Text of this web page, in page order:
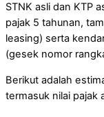
STNK asli dan KTP
pajak 5 tahunan,
leasing) serta
(gesek nomor
Berikut adalah
termasuk nilai pajak